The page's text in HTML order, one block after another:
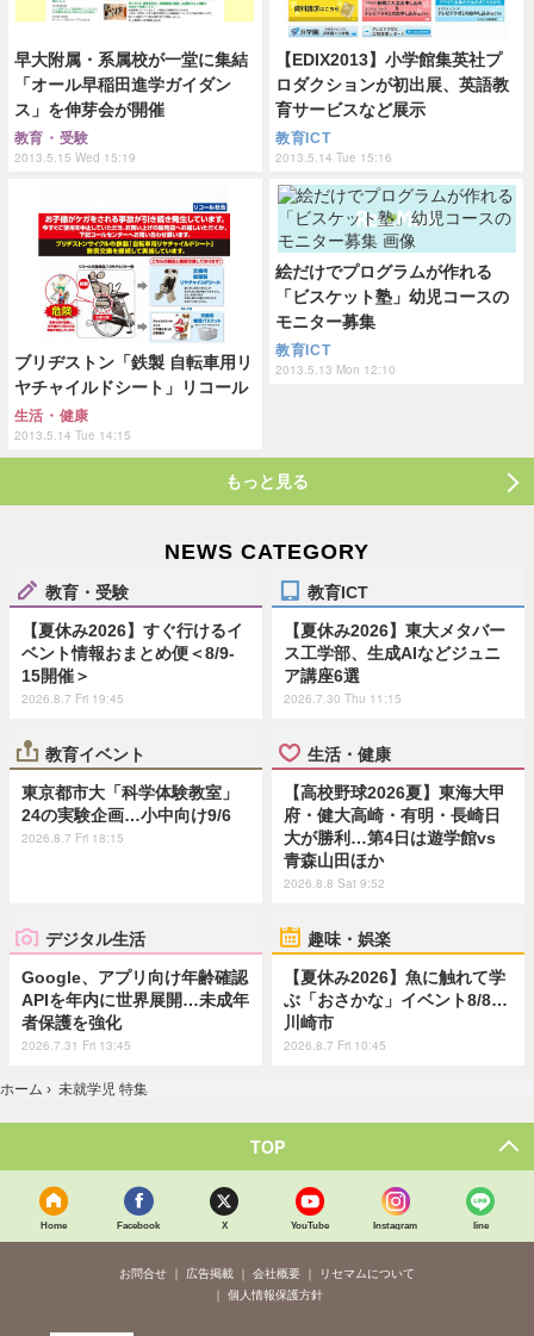
早大附属・系属校が一堂に集結
「オール早稲田進学ガイダン
ス」を伸芽会が開催
教育・受験
2013.5.15 Wed 15:19
【EDIX2013】小学館集英社プ
ロダクションが初出展、英語教
育サービスなど展示
教育ICT
2013.5.14 Tue 15:16
ブリヂストン「鉄製 自転車用リ
ヤチャイルドシート」リコール
生活・健康
2013.5.14 Tue 14:15
絵だけでプログラムが作れる
「ビスケット塾」幼児コースの
モニター募集
教育ICT
2013.5.13 Mon 12:10
もっと見る
NEWS CATEGORY
教育・受験
【夏休み2026】すぐ行けるイ
ベント情報おまとめ便＜8/9-
15開催＞
2026.8.7 Fri 19:45
教育ICT
【夏休み2026】東大メタバー
ス工学部、生成AIなどジュニ
ア講座6選
2026.7.30 Thu 11:15
教育イベント
東京都市大「科学体験教室」
24の実験企画…小中向け9/6
2026.8.7 Fri 18:15
生活・健康
【高校野球2026夏】東海大甲
府・健大高崎・有明・長崎日
大が勝利…第4日は遊学館vs
青森山田ほか
2026.8.8 Sat 9:52
デジタル生活
Google、アプリ向け年齢確認
APIを年内に世界展開…未成年
者保護を強化
2026.7.31 Fri 13:45
趣味・娯楽
【夏休み2026】魚に触れて学
ぶ「おさかな」イベント8/8…
川崎市
2026.8.7 Fri 10:45
ホーム › 未就学児 特集
TOP
Home Facebook X YouTube Instagram line
お問合せ 広告掲載 会社概要
リセマムについて
個人情報保護方針